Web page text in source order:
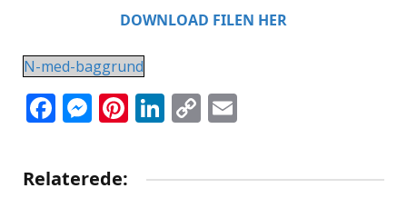
DOWNLOAD FILEN HER
N-med-baggrund
Facebook
Messenger
Pinterest
LinkedIn
Copy
Relaterede: